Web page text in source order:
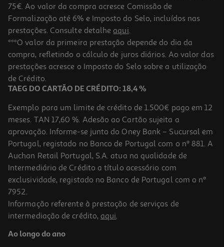
Figura My Jersey Bernardo Silva-Home-Man City
19.99 €/un
19,99 €
Figura My Jersey Lewandowski-Home Fcb
19.99 €/un
75€. Ao valor da compra acresce Comissão de
Formalização até 6% e Imposto do Selo, incluídos nas
prestações. Consulte detalhe aqui.
***O valor da primeira prestação depende do dia da
compra, refletindo o cálculo de juros diários. Ao valor das
prestações acresce o Imposto do Selo sobre a utilização
de Crédito.
TAEG DO CARTÃO DE CRÉDITO: 18,4 %
Exemplo para um limite de crédito de 1.500€ pago em 12
meses. TAN 17,60 %. Adesão ao Cartão sujeita a
aprovação. Informe-se junto do Oney Bank – Sucursal em
Portugal, registado no Banco de Portugal com o nº 881. A
Auchan Retail Portugal, S.A. atua na qualidade de
Intermediário de Crédito a título acessório com
exclusividade, registado no Banco de Portugal com o nº
7952.
Informação referente à prestação de serviços de
intermediação de crédito, aqui.
Ao longo do ano